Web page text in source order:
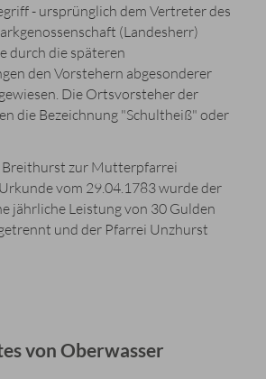
- ursprünglich dem Vertreter des
(Landesherr)
durch die späteren
den Vorstehern abgesonderer
Die Ortsvorsteher der
die Bezeichnung "Schultheiß" oder
Breithurst zur Mutterpfarrei
vom 29.04.1783 wurde der
jährliche Leistung von 30 Gulden
und der Pfarrei Unzhurst
von Oberwasser